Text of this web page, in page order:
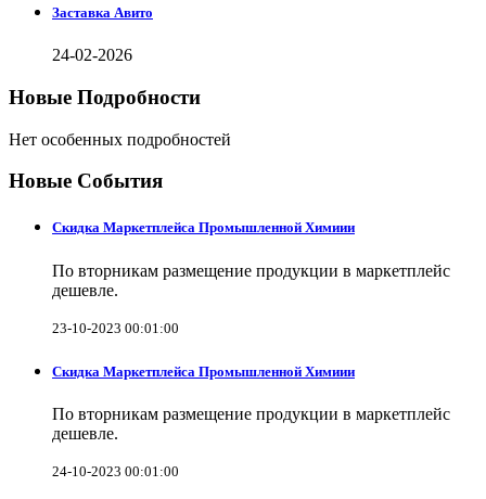
Заставка Авито
24-02-2026
Новые Подробности
Нет особенных подробностей
Новые События
Скидка Маркетплейса Промышленной Химиии
По вторникам размещение продукции в маркетплейс
дешевле.
23-10-2023 00:01:00
Скидка Маркетплейса Промышленной Химиии
По вторникам размещение продукции в маркетплейс
дешевле.
24-10-2023 00:01:00